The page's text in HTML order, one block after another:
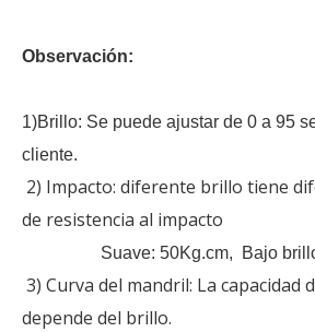
Observación:
1)Brillo: Se puede ajustar de 0 a 95
cliente.
2) Impacto: diferente brillo tiene
de resistencia al impacto
Suave: 50Kg.cm, Bajo
3) Curva del mandril: La capacidad
depende del brillo.